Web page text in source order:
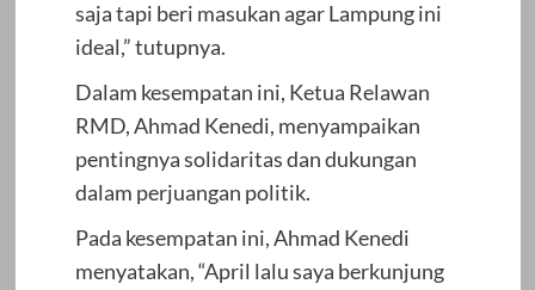
saja tapi beri masukan agar Lampung ini
ideal,” tutupnya.
Dalam kesempatan ini, Ketua Relawan
RMD, Ahmad Kenedi, menyampaikan
pentingnya solidaritas dan dukungan
dalam perjuangan politik.
Pada kesempatan ini, Ahmad Kenedi
menyatakan, “April lalu saya berkunjung